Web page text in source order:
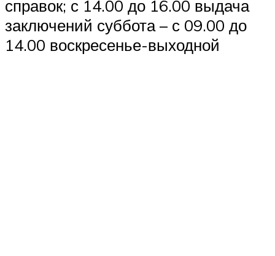
справок; с 14.00 до 16.00 выдача
заключений суббота – с 09.00 до
14.00 воскресенье-выходной